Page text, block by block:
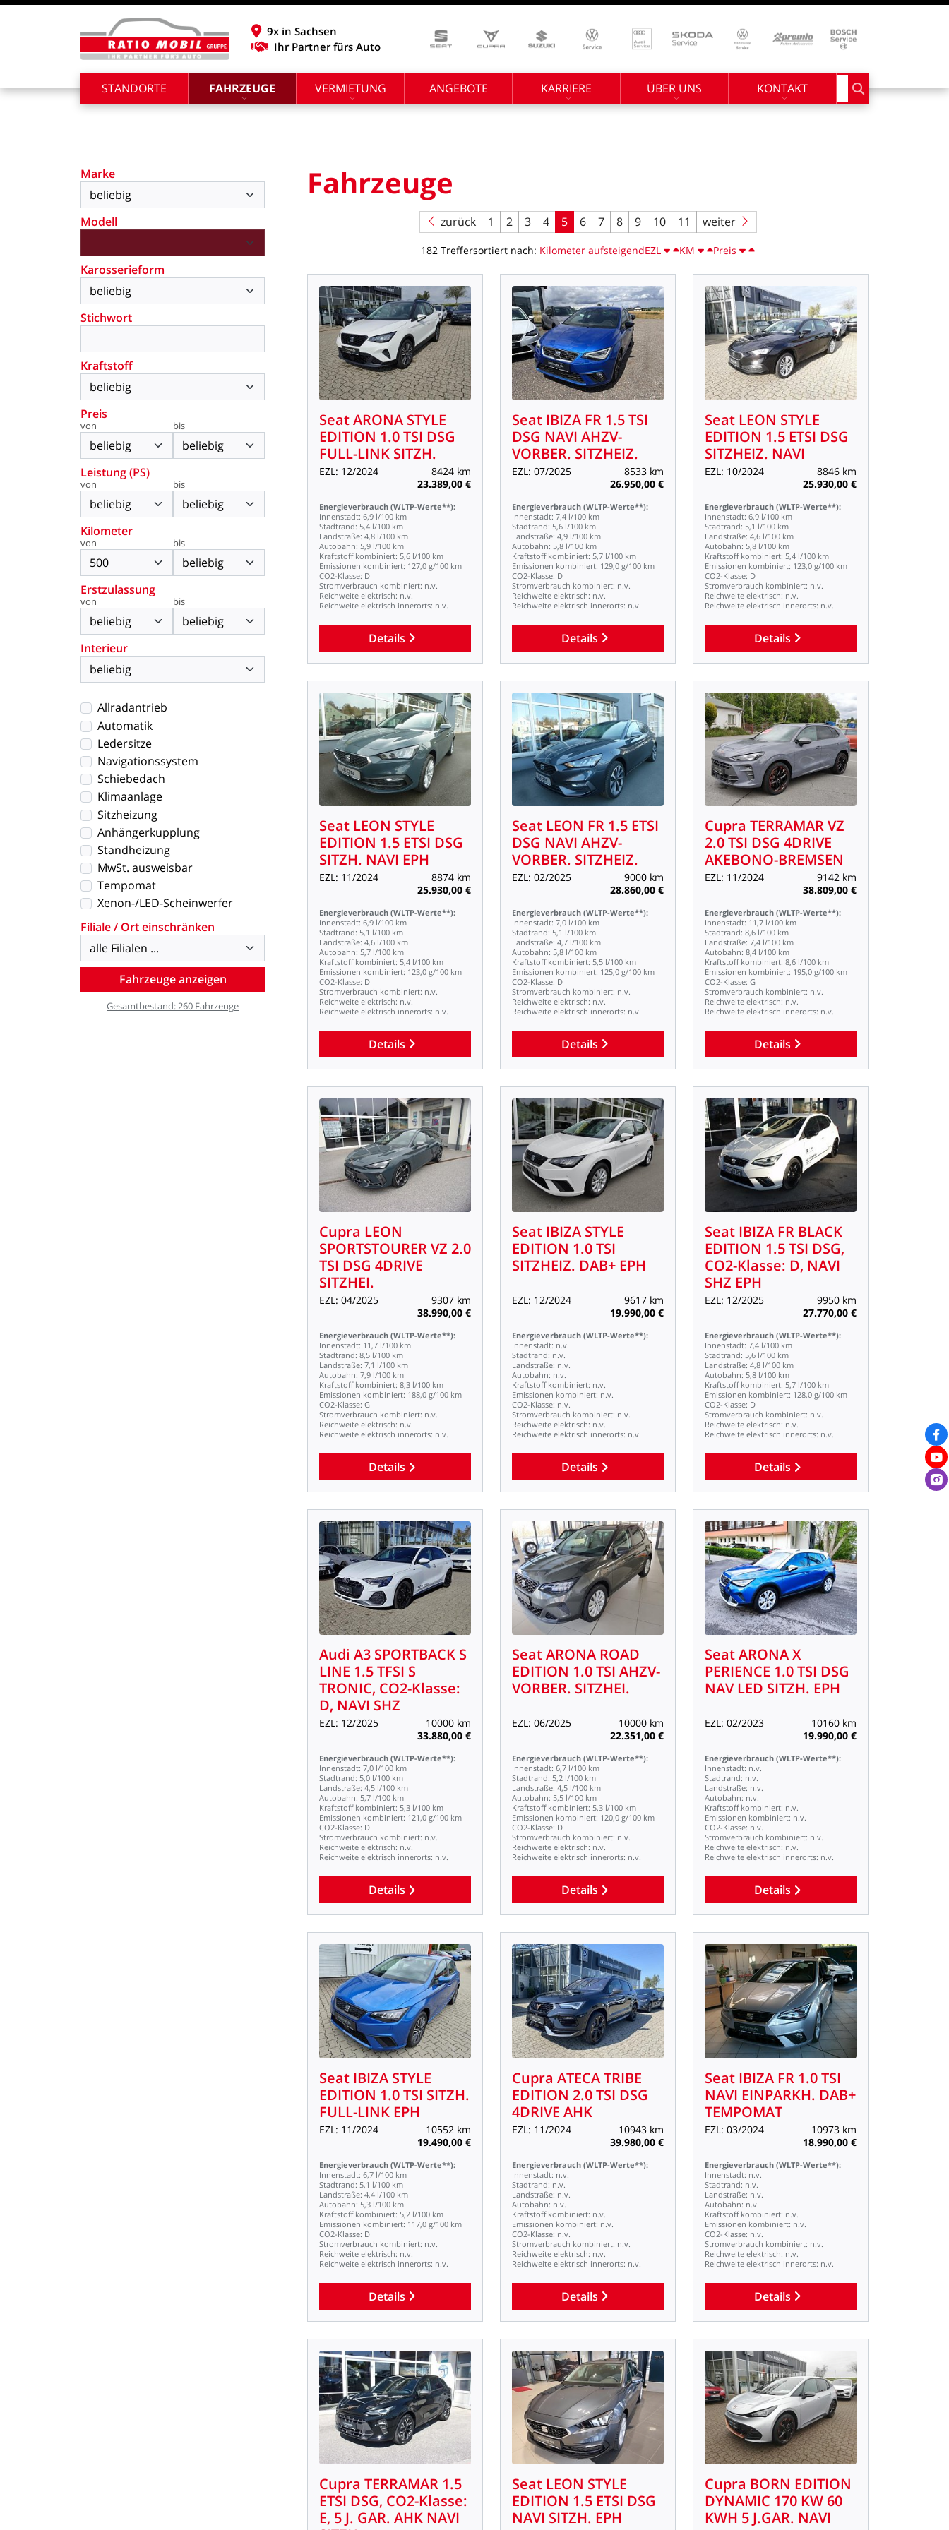
9x in Sachsen
Ihr Partner fürs Auto
STANDORTE FAHRZEUGE VERMIETUNG ANGEBOTE KARRIERE ÜBER UNS KONTAKT Suchbegriff
Marke
Modell
Karosserieform
Stichwort
Kraftstoff
Preis
von bis
Leistung (PS)
von bis
Kilometer
von bis
Erstzulassung
von bis
Interieur
Allradantrieb
Automatik
Ledersitze
Navigationssystem
Schiebedach
Klimaanlage
Sitzheizung
Anhängerkupplung
Standheizung
MwSt. ausweisbar
Tempomat
Xenon-/LED-Scheinwerfer
Filiale / Ort einschränken
Gesamtbestand:260 Fahrzeuge
Fahrzeuge
zurück 1 2 3 4 5 6 7 8 9 10 11 weiter
182 Treffersortiert nach: Kilometer aufsteigendEZL KM Preis
SeatARONA STYLE
EDITION 1.0TSI DSG
FULL-LINK SITZH.
EZL: 12/2024 8424 km
23.389,00 €
Energieverbrauch (WLTP-Werte**):
Innenstadt: 6,9 l/100 km
Stadtrand: 5,4 l/100 km
Landstraße: 4,8 l/100 km
Autobahn: 5,9 l/100 km
Kraftstoff kombiniert: 5,6 l/100 km
Emissionen kombiniert: 127,0 g/100 km
CO2-Klasse: D
Stromverbrauch kombiniert: n.v.
Reichweite elektrisch: n.v.
Reichweite elektrisch innerorts: n.v.
Details
Seat IBIZA FR 1.5TSI
DSG NAVI AHZV-
VORBER. SITZHEIZ.
EZL: 07/2025 8533 km
26.950,00 €
Energieverbrauch (WLTP-Werte**):
Innenstadt: 7,4 l/100 km
Stadtrand: 5,6 l/100 km
Landstraße: 4,9 l/100 km
Autobahn: 5,8 l/100 km
Kraftstoff kombiniert: 5,7 l/100 km
Emissionen kombiniert: 129,0 g/100 km
CO2-Klasse: D
Stromverbrauch kombiniert: n.v.
Reichweite elektrisch: n.v.
Reichweite elektrisch innerorts: n.v.
Details
Seat LEON STYLE
EDITION 1.5 ETSI DSG
SITZHEIZ. NAVI
EZL: 10/2024 8846 km
25.930,00 €
Energieverbrauch (WLTP-Werte**):
Innenstadt: 6,9 l/100 km
Stadtrand: 5,1 l/100 km
Landstraße: 4,6 l/100 km
Autobahn: 5,8 l/100 km
Kraftstoff kombiniert: 5,4 l/100 km
Emissionen kombiniert: 123,0 g/100 km
CO2-Klasse: D
Stromverbrauch kombiniert: n.v.
Reichweite elektrisch: n.v.
Reichweite elektrisch innerorts: n.v.
Details
Seat LEON STYLE
EDITION 1.5 ETSI DSG
SITZH. NAVI EPH
EZL: 11/2024 8874 km
25.930,00 €
Energieverbrauch (WLTP-Werte**):
Innenstadt: 6,9 l/100 km
Stadtrand: 5,1 l/100 km
Landstraße: 4,6 l/100 km
Autobahn: 5,7 l/100 km
Kraftstoff kombiniert: 5,4 l/100 km
Emissionen kombiniert: 123,0 g/100 km
CO2-Klasse: D
Stromverbrauch kombiniert: n.v.
Reichweite elektrisch: n.v.
Reichweite elektrisch innerorts: n.v.
Details
Seat LEON FR 1.5 ETSI
DSG NAVI AHZV-
VORBER. SITZHEIZ.
EZL: 02/2025 9000 km
28.860,00 €
Energieverbrauch (WLTP-Werte**):
Innenstadt: 7,0 l/100 km
Stadtrand: 5,1 l/100 km
Landstraße: 4,7 l/100 km
Autobahn: 5,8 l/100 km
Kraftstoff kombiniert: 5,5 l/100 km
Emissionen kombiniert: 125,0 g/100 km
CO2-Klasse: D
Stromverbrauch kombiniert: n.v.
Reichweite elektrisch: n.v.
Reichweite elektrisch innerorts: n.v.
Details
Cupra TERRAMARVZ
2.0TSI DSG 4DRIVE
AKEBONO-BREMSEN
EZL: 11/2024 9142 km
38.809,00 €
Energieverbrauch (WLTP-Werte**):
Innenstadt: 11,7 l/100 km
Stadtrand: 8,6 l/100 km
Landstraße: 7,4 l/100 km
Autobahn: 8,4 l/100 km
Kraftstoff kombiniert: 8,6 l/100 km
Emissionen kombiniert: 195,0 g/100 km
CO2-Klasse: G
Stromverbrauch kombiniert: n.v.
Reichweite elektrisch: n.v.
Reichweite elektrisch innerorts: n.v.
Details
Cupra LEON
SPORTSTOURERVZ 2.0
TSI DSG 4DRIVE
SITZHEI.
EZL: 04/2025 9307 km
38.990,00 €
Energieverbrauch (WLTP-Werte**):
Innenstadt: 11,7 l/100 km
Stadtrand: 8,5 l/100 km
Landstraße: 7,1 l/100 km
Autobahn: 7,9 l/100 km
Kraftstoff kombiniert: 8,3 l/100 km
Emissionen kombiniert: 188,0 g/100 km
CO2-Klasse: G
Stromverbrauch kombiniert: n.v.
Reichweite elektrisch: n.v.
Reichweite elektrisch innerorts: n.v.
Details
Seat IBIZA STYLE
EDITION 1.0TSI
SITZHEIZ. DAB+ EPH
EZL: 12/2024 9617 km
19.990,00 €
Energieverbrauch (WLTP-Werte**):
Innenstadt: n.v.
Stadtrand: n.v.
Landstraße: n.v.
Autobahn: n.v.
Kraftstoff kombiniert: n.v.
Emissionen kombiniert: n.v.
CO2-Klasse: n.v.
Stromverbrauch kombiniert: n.v.
Reichweite elektrisch: n.v.
Reichweite elektrisch innerorts: n.v.
Details
Seat IBIZA FR BLACK
EDITION 1.5TSI DSG,
CO2-Klasse: D, NAVI
SHZ EPH
EZL: 12/2025 9950 km
27.770,00 €
Energieverbrauch (WLTP-Werte**):
Innenstadt: 7,4 l/100 km
Stadtrand: 5,6 l/100 km
Landstraße: 4,8 l/100 km
Autobahn: 5,8 l/100 km
Kraftstoff kombiniert: 5,7 l/100 km
Emissionen kombiniert: 128,0 g/100 km
CO2-Klasse: D
Stromverbrauch kombiniert: n.v.
Reichweite elektrisch: n.v.
Reichweite elektrisch innerorts: n.v.
Details
Audi A3 SPORTBACK S
LINE 1.5TFSI S
TRONIC, CO2-Klasse:
D, NAVI SHZ
EZL: 12/2025 10000 km
33.880,00 €
Energieverbrauch (WLTP-Werte**):
Innenstadt: 7,0 l/100 km
Stadtrand: 5,0 l/100 km
Landstraße: 4,5 l/100 km
Autobahn: 5,7 l/100 km
Kraftstoff kombiniert: 5,3 l/100 km
Emissionen kombiniert: 121,0 g/100 km
CO2-Klasse: D
Stromverbrauch kombiniert: n.v.
Reichweite elektrisch: n.v.
Reichweite elektrisch innerorts: n.v.
Details
SeatARONA ROAD
EDITION 1.0TSI AHZV-
VORBER. SITZHEI.
EZL: 06/2025 10000 km
22.351,00 €
Energieverbrauch (WLTP-Werte**):
Innenstadt: 6,7 l/100 km
Stadtrand: 5,2 l/100 km
Landstraße: 4,5 l/100 km
Autobahn: 5,5 l/100 km
Kraftstoff kombiniert: 5,3 l/100 km
Emissionen kombiniert: 120,0 g/100 km
CO2-Klasse: D
Stromverbrauch kombiniert: n.v.
Reichweite elektrisch: n.v.
Reichweite elektrisch innerorts: n.v.
Details
SeatARONAX
PERIENCE 1.0TSI DSG
NAV LED SITZH. EPH
EZL: 02/2023 10160 km
19.990,00 €
Energieverbrauch (WLTP-Werte**):
Innenstadt: n.v.
Stadtrand: n.v.
Landstraße: n.v.
Autobahn: n.v.
Kraftstoff kombiniert: n.v.
Emissionen kombiniert: n.v.
CO2-Klasse: n.v.
Stromverbrauch kombiniert: n.v.
Reichweite elektrisch: n.v.
Reichweite elektrisch innerorts: n.v.
Details
Seat IBIZA STYLE
EDITION 1.0TSI SITZH.
FULL-LINK EPH
EZL: 11/2024 10552 km
19.490,00 €
Energieverbrauch (WLTP-Werte**):
Innenstadt: 6,7 l/100 km
Stadtrand: 5,1 l/100 km
Landstraße: 4,4 l/100 km
Autobahn: 5,3 l/100 km
Kraftstoff kombiniert: 5,2 l/100 km
Emissionen kombiniert: 117,0 g/100 km
CO2-Klasse: D
Stromverbrauch kombiniert: n.v.
Reichweite elektrisch: n.v.
Reichweite elektrisch innerorts: n.v.
Details
Cupra ATECATRIBE
EDITION 2.0TSI DSG
4DRIVE AHK
EZL: 11/2024 10943 km
39.980,00 €
Energieverbrauch (WLTP-Werte**):
Innenstadt: n.v.
Stadtrand: n.v.
Landstraße: n.v.
Autobahn: n.v.
Kraftstoff kombiniert: n.v.
Emissionen kombiniert: n.v.
CO2-Klasse: n.v.
Stromverbrauch kombiniert: n.v.
Reichweite elektrisch: n.v.
Reichweite elektrisch innerorts: n.v.
Details
Seat IBIZA FR 1.0TSI
NAVI EINPARKH. DAB+
TEMPOMAT
EZL: 03/2024 10973 km
18.990,00 €
Energieverbrauch (WLTP-Werte**):
Innenstadt: n.v.
Stadtrand: n.v.
Landstraße: n.v.
Autobahn: n.v.
Kraftstoff kombiniert: n.v.
Emissionen kombiniert: n.v.
CO2-Klasse: n.v.
Stromverbrauch kombiniert: n.v.
Reichweite elektrisch: n.v.
Reichweite elektrisch innerorts: n.v.
Details
Cupra TERRAMAR 1.5
ETSI DSG, CO2-Klasse:
E, 5 J. GAR. AHK NAVI
Seat LEON STYLE
EDITION 1.5 ETSI DSG
NAVI SITZH. EPH
Cupra BORN EDITION
DYNAMIC 170 KW 60
KWH 5 J.GAR. NAVI